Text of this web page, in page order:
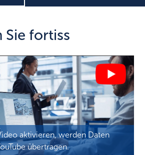
Sie fortiss
aktivieren, werden Daten
übertragen.